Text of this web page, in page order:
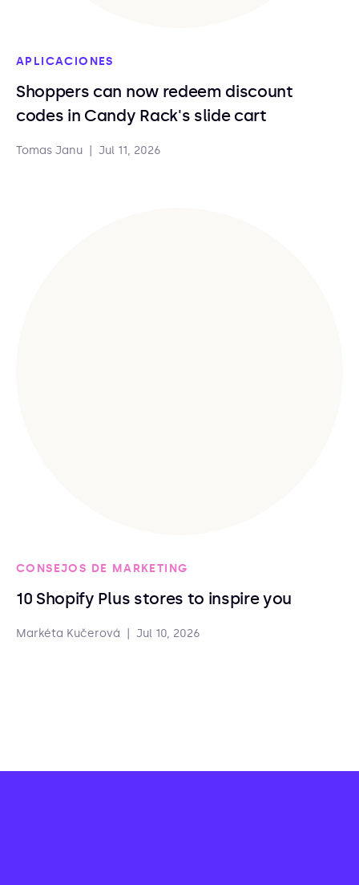
APLICACIONES
Shoppers can now redeem discount
codes in Candy Rack's slide cart
Tomas Janu Jul 11, 2026
CONSEJOS DE MARKETING
10 Shopify Plus stores to inspire you
Markéta Kučerová Jul 10, 2026